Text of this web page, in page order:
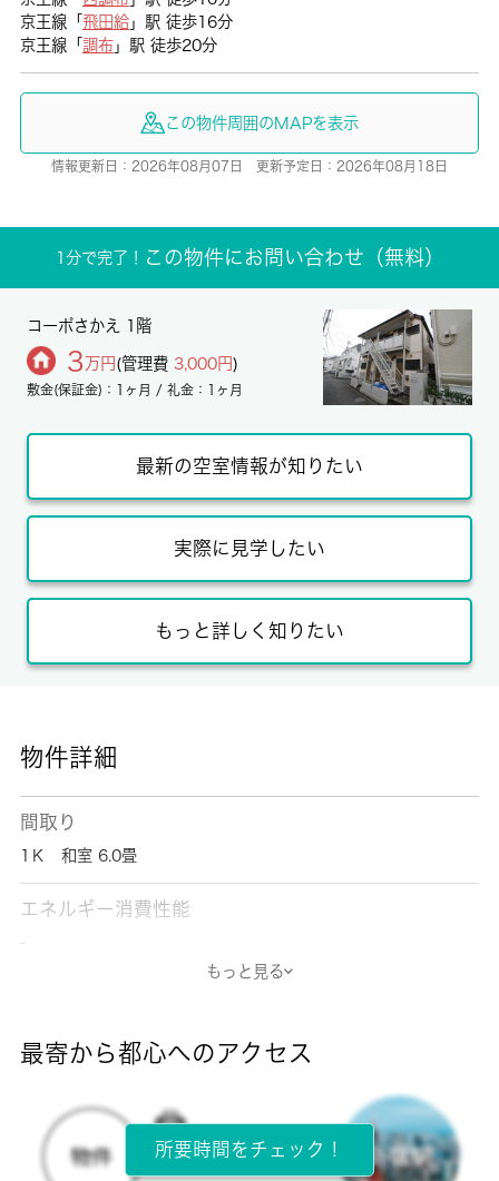
京王線「 飛田給」駅 徒歩16分
京王線「 調布」駅 徒歩20分
この物件周囲のMAPを表示
情報更新日：2026年08月07日 更新予定日：2026年08月18日
1分で完了！ この物件にお問い合わせ（無料）
コーポさかえ 1階
3 万円 (管理費 3,000円)
敷金(保証金)：1ヶ月 / 礼金：1ヶ月
最新の空室情報が知りたい
実際に見学したい
もっと詳しく知りたい
物件詳細
間取り
1Ｋ 和室 6.0畳
エネルギー消費性能
-
所在階
もっと見る
最寄から都心へのアクセス
所要時間をチェック！